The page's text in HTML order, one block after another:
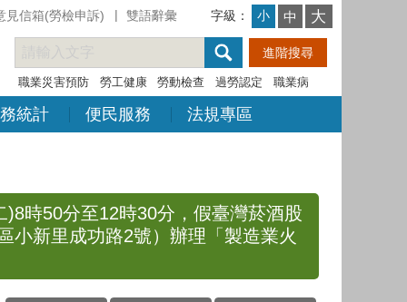
見信箱(勞檢申訴) 雙語辭彙 字級： 小 中 大
職業災害預防 勞工健康 勞動檢查 過勞認定 職業病
統計 便民服務 法規專區
時50分至12時30分，假臺灣菸酒股
小新里成功路2號）辦理「製造業火